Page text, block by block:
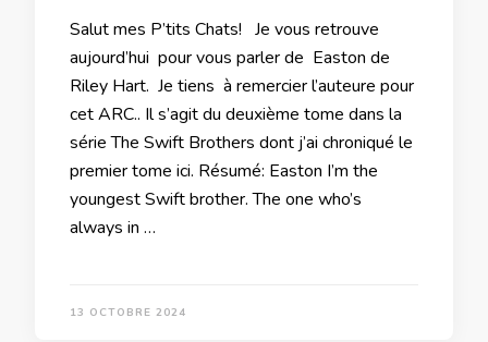
Salut mes P’tits Chats! Je vous retrouve
aujourd’hui pour vous parler de Easton de
Riley Hart. Je tiens à remercier l’auteure pour
cet ARC.. Il s’agit du deuxième tome dans la
série The Swift Brothers dont j’ai chroniqué le
premier tome ici. Résumé: Easton I’m the
youngest Swift brother. The one who’s
always in …
13 OCTOBRE 2024